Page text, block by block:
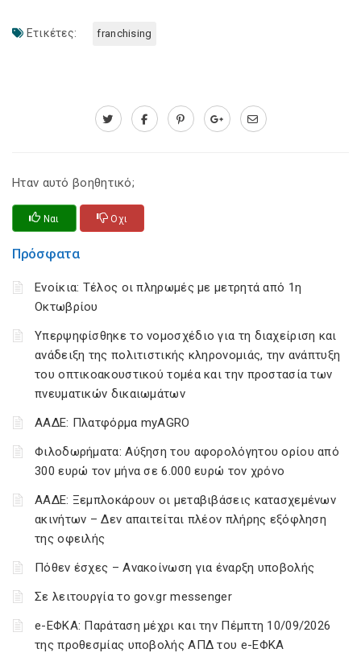
Πρόσφατα
Ενοίκια: Τέλος οι πληρωμές με μετρητά από 1η
Οκτωβρίου
Υπερψηφίσθηκε το νομοσχέδιο για τη διαχείριση και
ανάδειξη της πολιτιστικής κληρονομιάς, την ανάπτυξη
του οπτικοακουστικού τομέα και την προστασία των
πνευματικών δικαιωμάτων
ΑΑΔΕ: Πλατφόρμα myAGRO
Φιλοδωρήματα: Αύξηση του αφορολόγητου ορίου από
300 ευρώ τον μήνα σε 6.000 ευρώ τον χρόνο
ΑΑΔΕ: Ξεμπλοκάρουν οι μεταβιβάσεις κατασχεμένων
ακινήτων – Δεν απαιτείται πλέον πλήρης εξόφληση
της οφειλής
Πόθεν έσχες – Ανακοίνωση για έναρξη υποβολής
Σε λειτουργία το gov.gr messenger
e-ΕΦΚΑ: Παράταση μέχρι και την Πέμπτη 10/09/2026
της προθεσμίας υποβολής ΑΠΔ του e-ΕΦΚΑ
Ετικέτες: franchising
Ηταν αυτό βοηθητικό;
Ναι Οχι